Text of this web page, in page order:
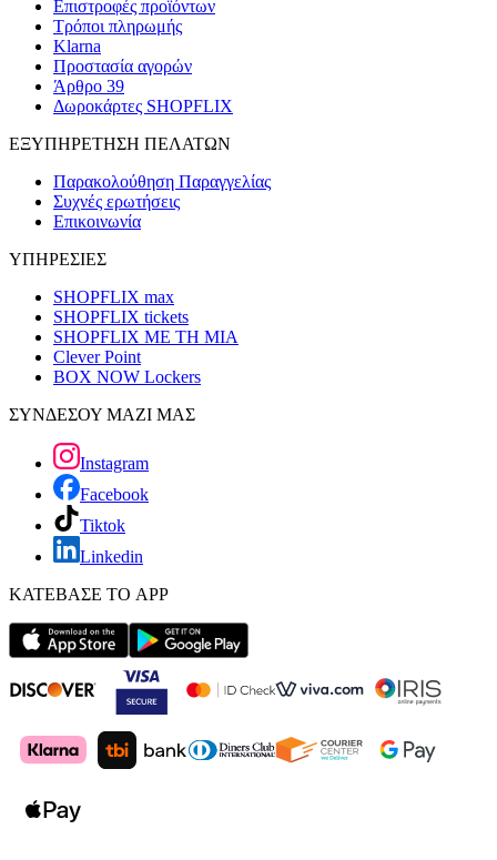
Επιστροφές προϊόντων
Τρόποι πληρωμής
Klarna
Προστασία αγορών
Άρθρο 39
Δωροκάρτες SHOPFLIX
ΕΞΥΠΗΡΕΤΗΣΗ ΠΕΛΑΤΩΝ
Παρακολούθηση Παραγγελίας
Συχνές ερωτήσεις
Επικοινωνία
ΥΠΗΡΕΣΙΕΣ
SHOPFLIX max
SHOPFLIX tickets
SHOPFLIX ΜΕ ΤΗ ΜΙΑ
Clever Point
BOX NOW Lockers
ΣΥΝΔΕΣΟΥ ΜΑΖΙ ΜΑΣ
Instagram
Facebook
Tiktok
Linkedin
ΚΑΤΕΒΑΣΕ ΤΟ APP